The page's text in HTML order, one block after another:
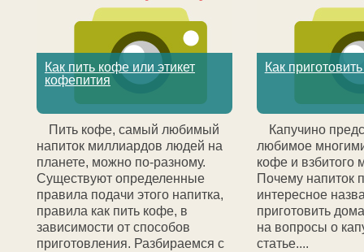
Как пить кофе или этикет
кофепития
Пить кофе, самый любимый
напиток миллиардов людей на
планете, можно по-разному.
Существуют определенные
правила подачи этого напитка,
правила как пить кофе, в
зависимости от способов
приготовления. Разбираемся с
Как
Капучино
любимое
кофе и взбитого
Почему напиток
интересное
приготовить
на вопросы о
статье....